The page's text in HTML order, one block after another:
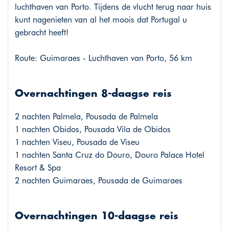
luchthaven van Porto. Tijdens de vlucht terug naar huis
kunt nagenieten van al het moois dat Portugal u
gebracht heeft!
Route: Guimaraes - Luchthaven van Porto, 56 km
Overnachtingen 8-daagse reis
2 nachten Palmela, Pousada de Palmela
1 nachten Obidos, Pousada Vila de Obidos
1 nachten Viseu, Pousada de Viseu
1 nachten Santa Cruz do Douro, Douro Palace Hotel
Resort & Spa
2 nachten Guimaraes, Pousada de Guimaraes
Overnachtingen 10-daagse reis